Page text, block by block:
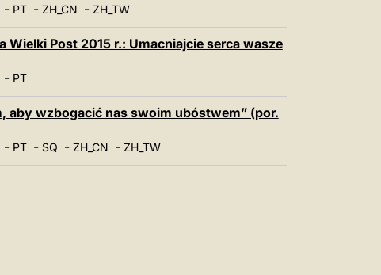
PT- ZH_CN - ZH_TW
Wielki Post 2015 r.: Umacniajcie serca wasze
PT
aby wzbogacić nas swoim ubóstwem” (por.
PT- SQ - ZH_CN - ZH_TW